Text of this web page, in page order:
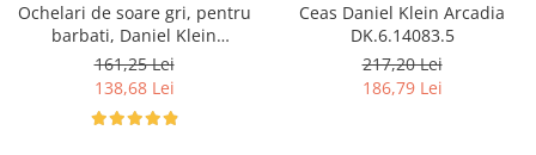
Ochelari de soare gri, pentru
barbati, Daniel Klein
Sunglasses, DK3250-2
161,25 Lei
138,68 Lei
Ceas Daniel Klein Arcadia
DK.6.14083.5
217,20 Lei
186,79 Lei